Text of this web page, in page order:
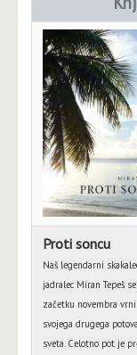
Proti soncu
Naš legendarni
jadralec Miran Tepeš
začetku novembra
svojega drugega
sveta. Celotno pot je